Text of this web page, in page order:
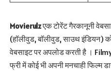
Movierulzएक टोरेंट गैरकानूनी
(हॉलीवुड, बॉलीवुड, साउथ इंडियन)
वेबसाइट पर अपलोड करती है ।
फ्री में कोई भी अपनी मनचाही फिल्म